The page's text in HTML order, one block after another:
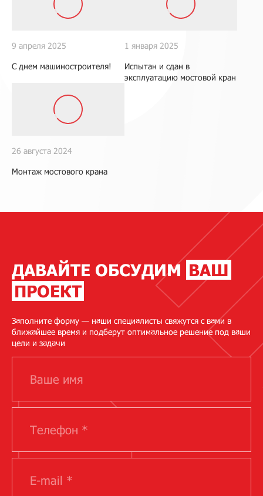
9 апреля 2025
С днем машиностроителя!
1 января 2025
Испытан и сдан в
эксплуатацию мостовой кран
26 августа 2024
Монтаж мостового крана
ДАВАЙТЕ ОБСУДИМ ВАШ
ПРОЕКТ
Заполните форму — наши специалисты свяжутся с вами в
ближайшее время и подберут оптимальное решение под ваши
цели и задачи